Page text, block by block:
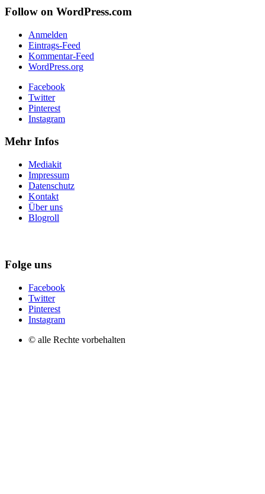
Follow on WordPress.com
Anmelden
Eintrags-Feed
Kommentar-Feed
WordPress.org
Facebook
Twitter
Pinterest
Instagram
Mehr Infos
Mediakit
Impressum
Datenschutz
Kontakt
Über uns
Blogroll
Folge uns
Facebook
Twitter
Pinterest
Instagram
© alle Rechte vorbehalten